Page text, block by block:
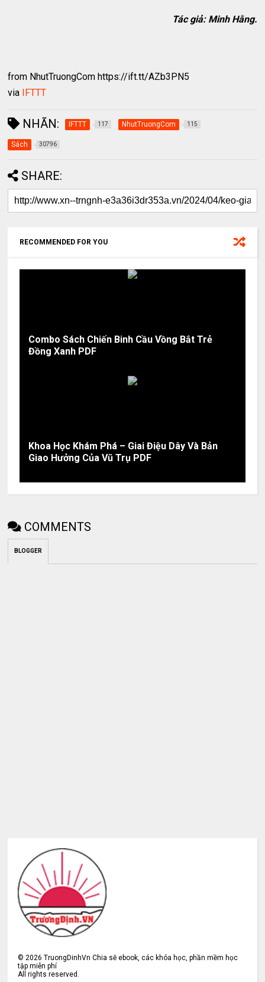
Tác giả: Minh Hằng.
from NhutTruongCom https://ift.tt/AZb3PN5
via IFTTT
NHÃN: IFTTT 117 NhutTruongCom 115
Sách 30796
SHARE:
RECOMMENDED FOR YOU
Combo Sách Chiến Binh Cầu Vồng Bắt Trẻ
Đồng Xanh PDF
Khoa Học Khám Phá – Giai Điệu Dây Và Bản
Giao Hưởng Của Vũ Trụ PDF
COMMENTS
BLOGGER
©2026 TruongDinhVn Chia sẽ ebook, các khóa học, phần mềm học
tập miễn phí
All rights reserved.